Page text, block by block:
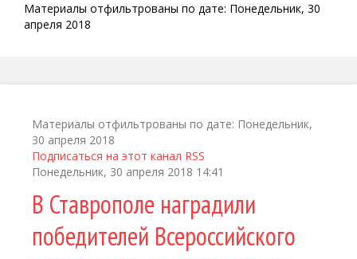
Материалы отфильтрованы по дате: Понедельник, 30
апреля 2018
Материалы отфильтрованы по дате: Понедельник,
30 апреля 2018
Подписаться на этот канал RSS
Понедельник, 30 апреля 2018 14:41
В Ставрополе наградили
победителей Всероссийского